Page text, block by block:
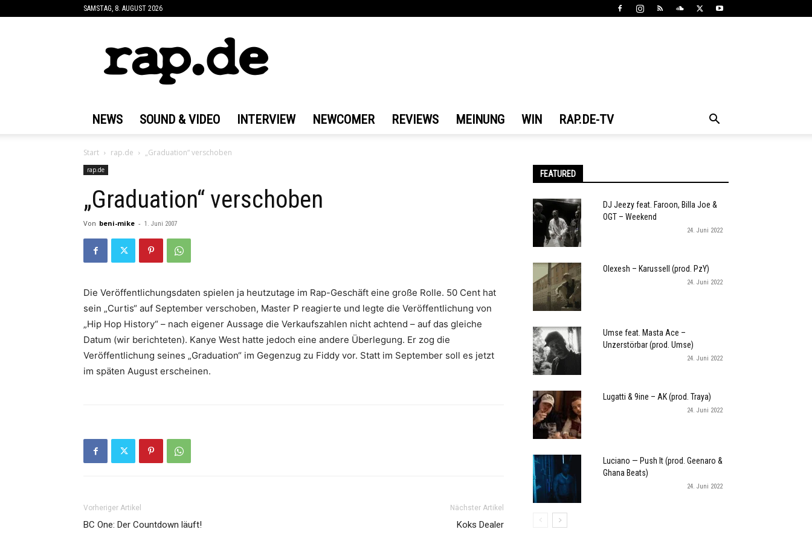
SAMSTAG, 8. AUGUST 2026
NEWS SOUND & VIDEO INTERVIEW NEWCOMER REVIEWS MEINUNG WIN RAP.DE-TV
Start rap.de „Graduation“ verschoben
rap.de
„Graduation“ verschoben
Von beni-mike - 1. Juni 2007
Die Veröffentlichungsdaten spielen ja heutzutage im Rap-Geschäft eine große Rolle. 50 Cent hat
sein „Curtis“ auf September verschoben, Master P reagierte und legte die Veröffentlichung von
„Hip Hop History“ – nach eigener Aussage die Verkaufszahlen nicht achtend – auf das gleiche
Datum (wir berichteten). Kanye West hatte jedoch eine andere Überlegung. Er zog die
Veröffentlichung seines „Graduation“ im Gegenzug zu Fiddy vor. Statt im September soll es jetzt
im späten August erscheinen.
Vorheriger Artikel
BC One: Der Countdown läuft!
Nächster Artikel
Koks Dealer
FEATURED
DJ Jeezy feat. Faroon, Billa Joe &
OGT – Weekend
24. Juni 2022
Olexesh – Karussell (prod. PzY)
24. Juni 2022
Umse feat. Masta Ace –
Unzerstörbar (prod. Umse)
24. Juni 2022
Lugatti & 9ine – AK (prod. Traya)
24. Juni 2022
Luciano — Push It (prod. Geenaro &
Ghana Beats)
24. Juni 2022